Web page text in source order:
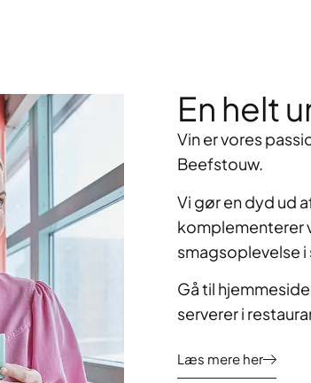
En helt
Vin er vores
Beefstouw.
Vi gør en dyd ud
komplementerer
smagsoplevelse i
Gå til
serverer i
Læs mere her